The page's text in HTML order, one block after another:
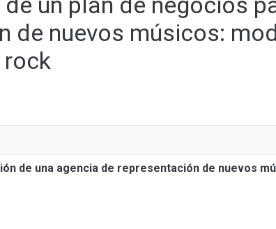
de nuevos músicos:
rock
de una agencia de representación de nuevos